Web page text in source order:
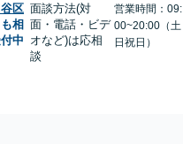
区
相
中
面談方法(対
面・電話・ビデ
オなど)は応相
談
営業時間：09:
00~20:00（土
日祝日）